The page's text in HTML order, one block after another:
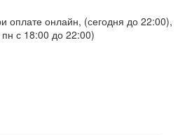
оплате онлайн, (сегодня до 22:00),
с 18:00 до 22:00)